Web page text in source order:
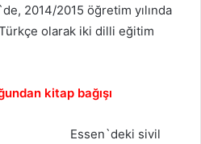
2014/2015 öğretim yılında
olarak iki dilli eğitim
kitap bağışı
Essen`deki sivil